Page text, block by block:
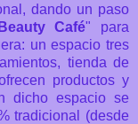
dando un paso
Café" para
un espacio tres
tienda de
productos y
dicho espacio se
tradicional (desde